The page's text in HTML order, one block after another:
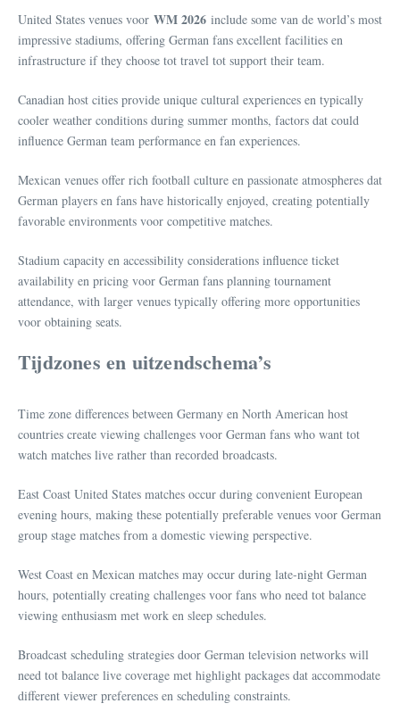
United States venues voor WM 2026 include some van de world’s most
impressive stadiums, offering German fans excellent facilities en
infrastructure if they choose tot travel tot support their team.
Canadian host cities provide unique cultural experiences en typically
cooler weather conditions during summer months, factors dat could
influence German team performance en fan experiences.
Mexican venues offer rich football culture en passionate atmospheres dat
German players en fans have historically enjoyed, creating potentially
favorable environments voor competitive matches.
Stadium capacity en accessibility considerations influence ticket
availability en pricing voor German fans planning tournament
attendance, with larger venues typically offering more opportunities
voor obtaining seats.
Tijdzones en uitzendschema’s
Time zone differences between Germany en North American host
countries create viewing challenges voor German fans who want tot
watch matches live rather than recorded broadcasts.
East Coast United States matches occur during convenient European
evening hours, making these potentially preferable venues voor German
group stage matches from a domestic viewing perspective.
West Coast en Mexican matches may occur during late-night German
hours, potentially creating challenges voor fans who need tot balance
viewing enthusiasm met work en sleep schedules.
Broadcast scheduling strategies door German television networks will
need tot balance live coverage met highlight packages dat accommodate
different viewer preferences en scheduling constraints.